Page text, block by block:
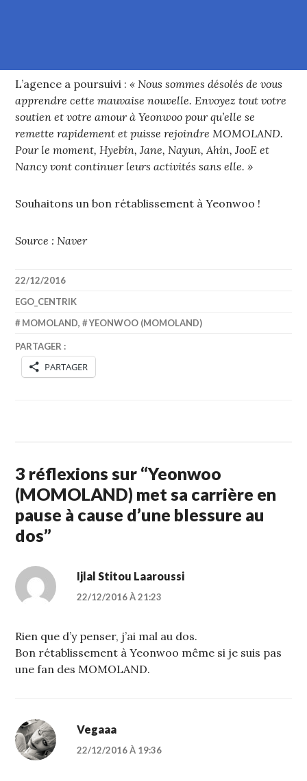
L’agence a poursuivi :« Nous sommes désolés de vous
apprendre cette mauvaise nouvelle. Envoyez tout votre
soutien et votre amour à Yeonwoo pour qu’elle se
remette rapidement et puisse rejoindre MOMOLAND.
Pour le moment, Hyebin, Jane, Nayun, Ahin, JooE et
Nancy vont continuer leurs activités sans elle. »
Souhaitons un bon rétablissement à Yeonwoo !
Source : Naver
22/12/2016
EGO_CENTRIK
MOMOLAND, YEONWOO (MOMOLAND)
PARTAGER :
PARTAGER
3 réflexions sur “Yeonwoo
(MOMOLAND) met sa carrière en
pause à cause d’une blessure au
dos”
Ijlal Stitou Laaroussi
22/12/2016 À 21:23
Rien que d’y penser, j’ai mal au dos.
Bon rétablissement à Yeonwoo même si je suis pas
une fan des MOMOLAND.
Vegaaa
22/12/2016 À 19:36